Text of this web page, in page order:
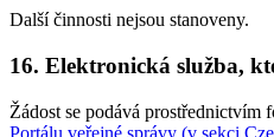
Další činnosti nejsou stanoveny.
16. Elektronická služba,
Žádost se podává prostřednictvím
Portálu veřejné správy (v sekci